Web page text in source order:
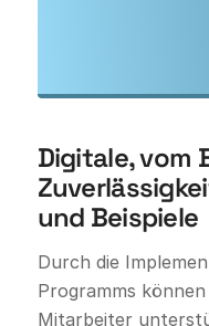
Digitale, vom
und Beispiele
Durch die
Programms
Mitarbeiter